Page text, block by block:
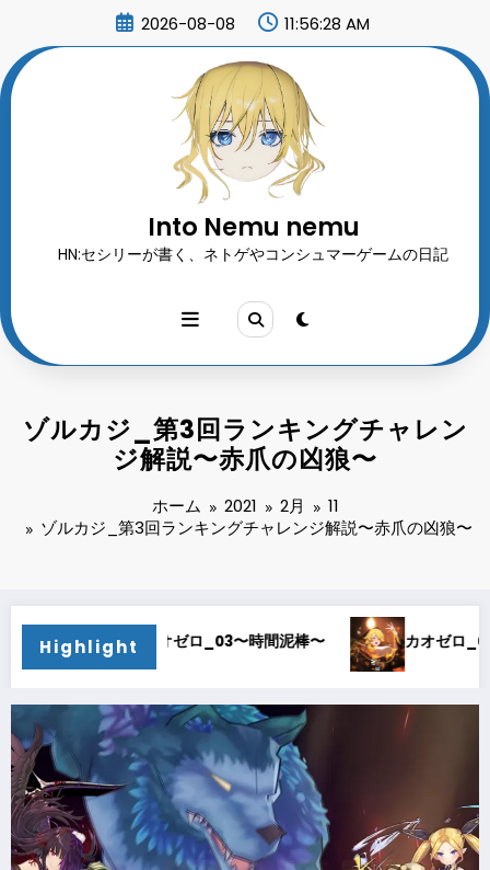
ン
ツ
2026-08-08 11:56:31 AM
Into Nemu nemu
HN:セシリーが書く、ネトゲやコンシュマーゲームの日記
ゾルカジ_第3回ランキングチャレン
ジ解説〜赤爪の凶狼〜
ホーム 2021 2月
11
ゾルカジ_第3回ランキングチャレンジ解説〜赤爪の凶狼〜
Highlight
ゼロ_02〜オルレア考察〜 カオゼロ_01〜どストライク〜